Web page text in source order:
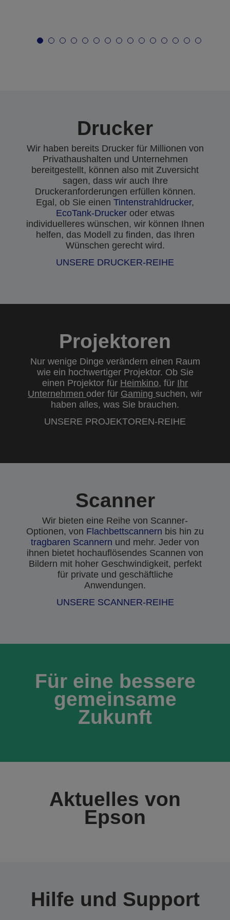
Drucker
Wir haben bereits Drucker für Millionen von
Privathaushalten und Unternehmen
bereitgestellt, können also mit Zuversicht
sagen, dass wir auch Ihre
Druckeranforderungen erfüllen können.
Egal, ob Sie einen Tintenstrahldrucker,
EcoTank-Druckeroder etwas
individuelleres wünschen, wir können Ihnen
helfen, das Modell zu finden, das Ihren
Wünschen gerecht wird.
UNSERE DRUCKER-REIHE
Projektoren
Nur wenige Dinge verändern einen Raum
wie ein hochwertiger Projektor. Ob Sie
einen Projektor für Heimkino, für Ihr
Unternehmen oder für Gaming suchen, wir
haben alles, was Sie brauchen.
UNSERE PROJEKTOREN-REIHE
Scanner
Wir bieten eine Reihe von Scanner-
Optionen, von Flachbettscannern bis hin zu
tragbaren Scannern und mehr. Jeder von
ihnen bietet hochauflösendes Scannen von
Bildern mit hoher Geschwindigkeit, perfekt
für private und geschäftliche
Anwendungen.
UNSERE SCANNER-REIHE
Für eine bessere
gemeinsame
Zukunft
Aktuelles von
Epson
Hilfe und Support